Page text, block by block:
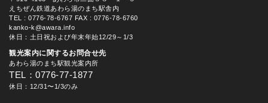
えちぜん鉄道あわら湯のまち駅舎内
TEL
: 0776-78-6767 FAX : 0776-78-6760
kanko-k@awara.info
休日：土日祝および年末年始12/29～1/3
観光案内に関するお問合せ先
あわら湯のまち駅観光案内所
TEL：0776-77-1877
休日：12/31〜1/3のみ